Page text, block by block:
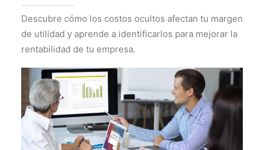
Descubre cómo los costos ocultos afectan tu margen
de utilidad y aprende a identificarlos para mejorar la
rentabilidad de tu empresa.